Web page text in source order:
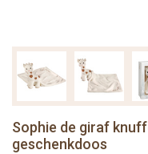
Sophie de giraf
geschenkdoos